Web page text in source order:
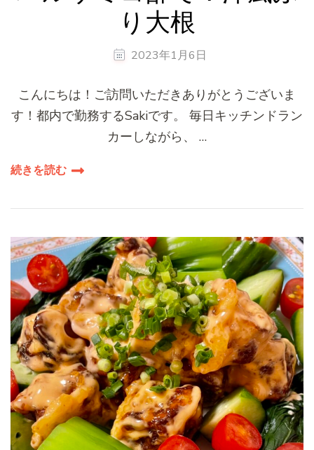
り大根
2023年1月6日
こんにちは！ご訪問いただきありがとうございま
す！都内で勤務するSakiです。 毎日キッチンドラン
カーしながら、 …
続きを読む